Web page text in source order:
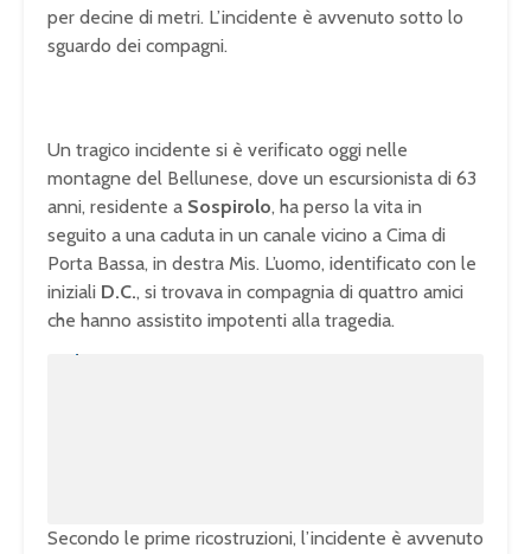
per decine di metri. L’incidente è avvenuto sotto lo
sguardo dei compagni.
Un tragico incidente si è verificato oggi nelle
montagne del Bellunese, dove un escursionista di 63
anni, residente a Sospirolo, ha perso la vita in
seguito a una caduta in un canale vicino a Cima di
Porta Bassa, in destra Mis. L’uomo, identificato con le
iniziali D.C., si trovava in compagnia di quattro amici
che hanno assistito impotenti alla tragedia.
Secondo le prime ricostruzioni, l’incidente è avvenuto